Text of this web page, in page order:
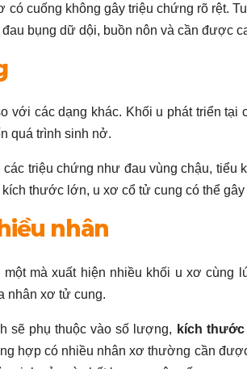
cuống không gây triệu chứng rõ rệt.
bụng dữ dội, buồn nôn và cần được
với các dạng khác. Khối u phát triển tại
quá trình sinh nở.
triệu chứng như đau vùng chậu, tiểu
thước lớn, u xơ cổ tử cung có thể
nhân
mà xuất hiện nhiều khối u xơ cùng
nhân xơ tử cung.
sẽ phụ thuộc vào số lượng, kích
hợp có nhiều nhân xơ thường cần